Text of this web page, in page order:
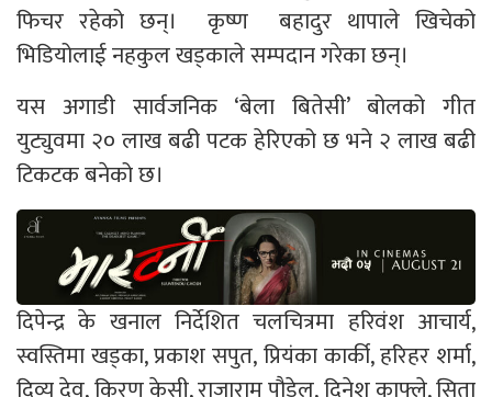
फिचर रहेको छन्। कृष्ण बहादुर थापाले खिचेको
भिडियोलाई नहकुल खड्काले सम्पदान गरेका छन्।
यस अगाडी सार्वजनिक ‘बेला बितेसी’ बोलको गीत
युट्युवमा २० लाख बढी पटक हेरिएको छ भने २ लाख बढी
टिकटक बनेको छ।
दिपेन्द्र के खनाल निर्देशित चलचित्रमा हरिवंश आचार्य,
स्वस्तिमा खड्का, प्रकाश सपुत, प्रियंका कार्की, हरिहर शर्मा,